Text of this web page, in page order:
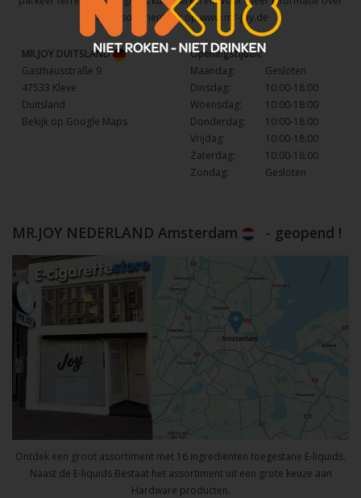
het assortiment kijk opwww.mr-joy.de
MR.JOY DUITSLAND
Gasthausstraße 9
47533 Kleve
Duitsland
Bekijk op Google Maps
Openingstijden:
Maandag:
Gesloten
Dinsdag:
10:00-18:00
Woensdag:
10:00-18:00
Donderdag:
10:00-18:00
Vrijdag:
10:00-18:00
Zaterdag:
10:00-18:00
Zondag:
Gesloten
MR.JOY NEDERLAND Amsterdam - geopend !
Ontdek een groot assortiment met 16 ingrediënten toegestane E-liquids.
Naast de E-liquids Bestaat het assortiment uit een grote keuze aan
Hardware producten.